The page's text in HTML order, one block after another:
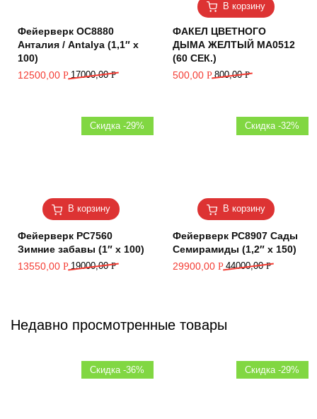
Фейерверк ОС8880
Анталия / Antalya (1,1″ х
100)
17000,00Р
12500,00 Р
В корзину
ФАКЕЛ ЦВЕТНОГО
ДЫМА ЖЕЛТЫЙ MA0512
(60 СЕК.)
800,00Р
500,00 Р
В корзину
Скидка -29%
Фейерверк РС7560
Зимние забавы (1″ х 100)
19000,00Р
13550,00 Р
В корзину
Скидка -32%
Фейерверк РС8907 Сады
Семирамиды (1,2″ х 150)
44000,00Р
29900,00 Р
Недавно просмотренные товары
Скидка -36% Скидка -29%